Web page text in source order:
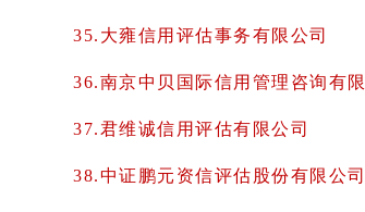
35.大雍信用评估事务有限公司
36.南京中贝国际信用管理咨询有限
37.君维诚信用评估有限公司
38.中证鹏元资信评估股份有限公司